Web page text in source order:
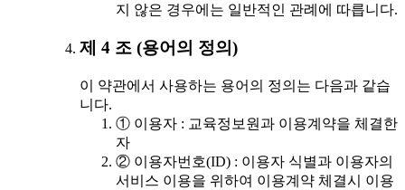
지 않은 경우에는 일반적인 관례에 따릅니다.
제 4 조 (용어의 정의)
이 약관에서 사용하는 용어의 정의는 다음과 같습
니다.
① 이용자 : 교육정보원과 이용계약을 체결한
자
② 이용자번호(ID) : 이용자 식별과 이용자의
서비스 이용을 위하여 이용계약 체결시 이용